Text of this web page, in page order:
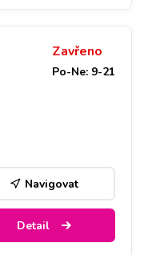
Zavřeno
Po-Ne: 9-21
Navigovat
Detail